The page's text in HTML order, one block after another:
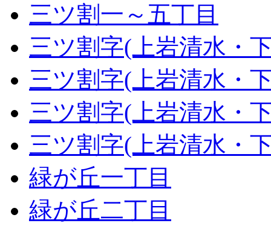
三ツ割一～五丁目
三ツ割字(上岩清水・
三ツ割字(上岩清水・
三ツ割字(上岩清水・
三ツ割字(上岩清水・
緑が丘一丁目
緑が丘二丁目